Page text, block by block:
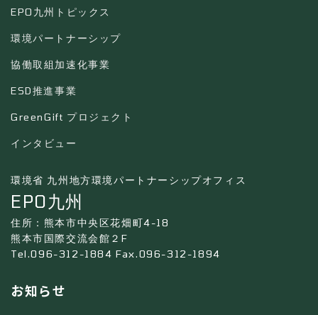
EPO九州トピックス
環境パートナーシップ
協働取組加速化事業
ESD推進事業
GreenGift プロジェクト
インタビュー
環境省 九州地方環境パートナーシップオフィス
EPO九州
住所：熊本市中央区花畑町4-18
熊本市国際交流会館２F
Tel.096-312-1884 Fax.096-312-1894
お知らせ